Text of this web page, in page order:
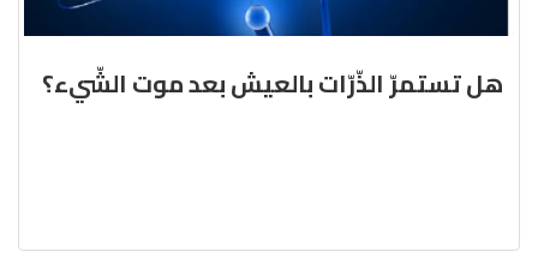
هل تستمرّ الذّرّات بالعيش بعد موت الشّيء؟